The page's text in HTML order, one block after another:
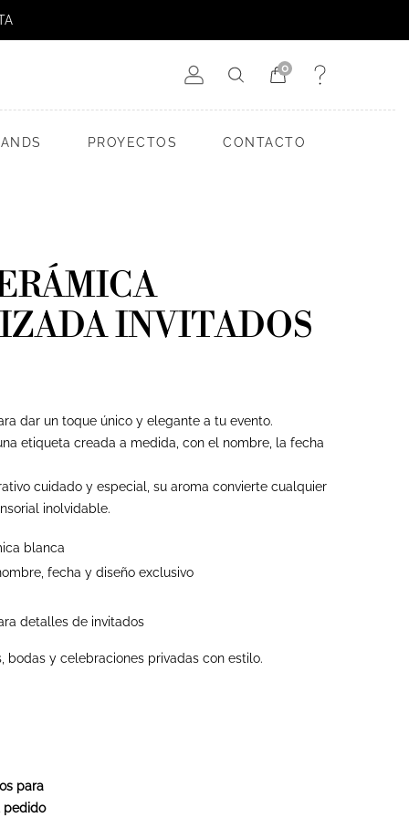
0
PROYECTOS CONTACTO
INVITADOS
dar un toque único y elegante a tu evento.
etiqueta creada a medida, con el nombre, la fecha
cuidado y especial, su aroma convierte cualquier
inolvidable.
blanca
fecha y diseño exclusivo
detalles de invitados
bodas y celebraciones privadas con estilo.
para
pedido